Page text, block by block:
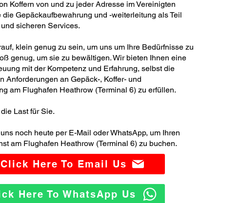
Koffern von und zu jeder Adresse im Vereinigten
Gepäckaufbewahrung und -weiterleitung als Teil
sicheren Services.
klein genug zu sein, um uns um Ihre Bedürfnisse zu
genug, um sie zu bewältigen. Wir bieten Ihnen eine
mit der Kompetenz und Erfahrung, selbst die
Anforderungen an Gepäck-, Koffer- und
am Flughafen Heathrow (Terminal 6) zu erfüllen.
Last für Sie.
noch heute per E-Mail oder WhatsApp, um Ihren
am Flughafen Heathrow (Terminal 6) zu buchen.
Click Here To Email Us
Here To WhatsApp Us